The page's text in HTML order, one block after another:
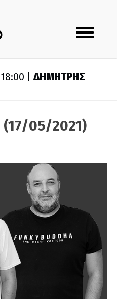
Toggle
navigation
18:00 |ΔΗΜΗΤΡΗΣ
05/2021)